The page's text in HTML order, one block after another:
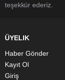
teşekkür ederiz.
ÜYELIK
Haber Gönder
Kayıt Ol
Giriş